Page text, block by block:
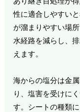
性に適合しやすい
が溜まりやすい場
水経路を減らし、
えます。
海からの塩分は金
り、塩害を受けに
す。シートの種類